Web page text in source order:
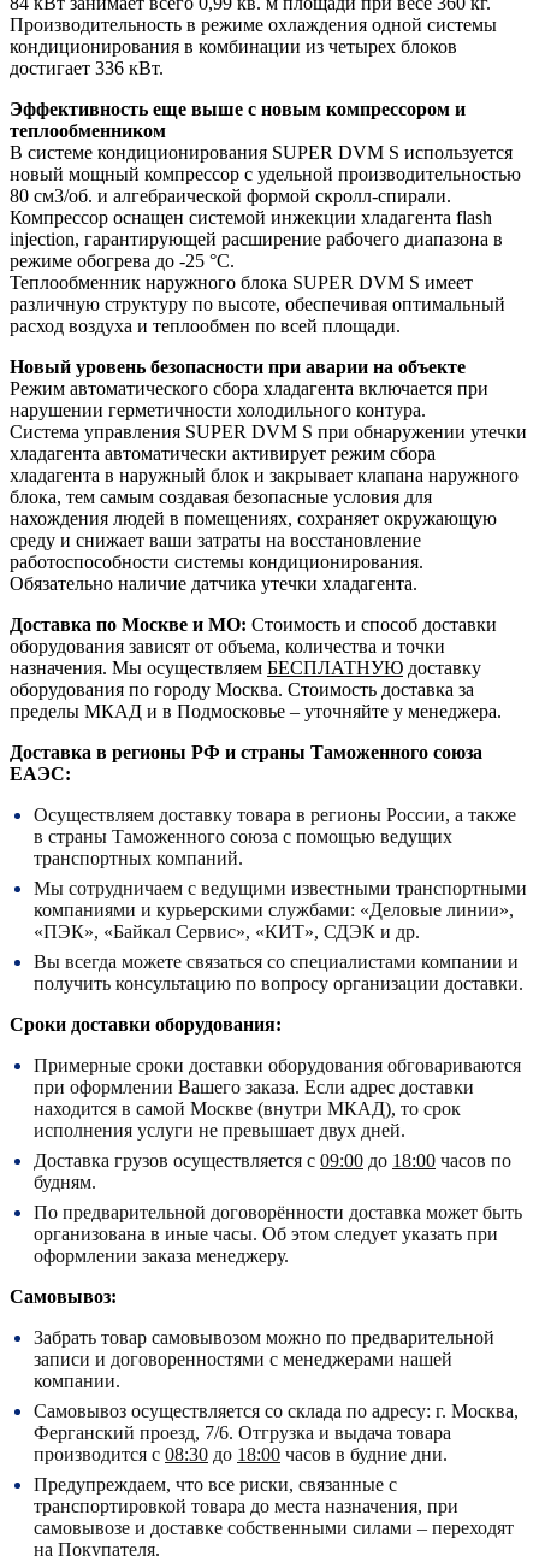
Производительность в режиме охлаждения одной системы
кондиционирования в комбинации из четырех блоков
достигает 336 кВт.
Эффективность еще выше с новым компрессором и
теплообменником
В системе кондиционирования SUPER DVM S используется
новый мощный компрессор с удельной производительностью
80 см3/об. и алгебраической формой скролл-спирали.
Компрессор оснащен системой инжекции хладагента flash
injection, гарантирующей расширение рабочего диапазона в
режиме обогрева до -25 °C.
Теплообменник наружного блока SUPER DVM S имеет
различную структуру по высоте, обеспечивая оптимальный
расход воздуха и теплообмен по всей площади.
Новый уровень безопасности при аварии на объекте
Режим автоматического сбора хладагента включается при
нарушении герметичности холодильного контура.
Система управления SUPER DVM S при обнаружении утечки
хладагента автоматически активирует режим сбора
хладагента в наружный блок и закрывает клапана наружного
блока, тем самым создавая безопасные условия для
нахождения людей в помещениях, сохраняет окружающую
среду и снижает ваши затраты на восстановление
работоспособности системы кондиционирования.
Обязательно наличие датчика утечки хладагента.
Доставка по Москве и МО: Стоимость и способ доставки
оборудования зависят от объема, количества и точки
назначения. Мы осуществляем БЕСПЛАТНУЮ доставку
оборудования по городу Москва. Стоимость доставка за
пределы МКАД и в Подмосковье – уточняйте у менеджера.
Доставка в регионы РФ и страны Таможенного союза
ЕАЭС:
Осуществляем доставку товара в регионы России, а также
в страны Таможенного союза с помощью ведущих
транспортных компаний.
Мы сотрудничаем с ведущими известными транспортными
компаниями и курьерскими службами: «Деловые линии»,
«ПЭК», «Байкал Сервис», «КИТ», СДЭК и др.
Вы всегда можете связаться со специалистами компании и
получить консультацию по вопросу организации доставки.
Сроки доставки оборудования:
Примерные сроки доставки оборудования обговариваются
при оформлении Вашего заказа. Если адрес доставки
находится в самой Москве (внутри МКАД), то срок
исполнения услуги не превышает двух дней.
Доставка грузов осуществляется с 09:00 до 18:00 часов по
будням.
По предварительной договорённости доставка может быть
организована в иные часы. Об этом следует указать при
оформлении заказа менеджеру.
Самовывоз:
Забрать товар самовывозом можно по предварительной
записи и договоренностями с менеджерами нашей
компании.
Самовывоз осуществляется со склада по адресу: г. Москва,
Ферганский проезд, 7/6. Отгрузка и выдача товара
производится с 08:30 до 18:00 часов в будние дни.
Предупреждаем, что все риски, связанные с
транспортировкой товара до места назначения, при
самовывозе и доставке собственными силами – переходят
на Покупателя.